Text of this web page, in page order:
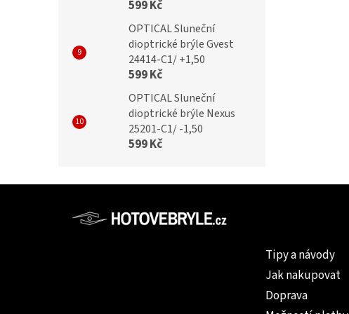
599 Kč
OPTICAL Sluneční
dioptrické brýle Gvest
24414-C1/ +1,50
599 Kč
OPTICAL Sluneční
dioptrické brýle Nexus
25201-C1/ -1,50
599 Kč
Tipy a návody
Jak nakupovat
Doprava